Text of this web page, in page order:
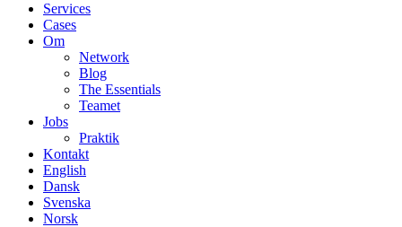
Services
Cases
Om
Network
Blog
The Essentials
Teamet
Jobs
Praktik
Kontakt
English
Dansk
Svenska
Norsk